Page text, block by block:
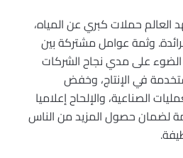
حملات كبري عن المياه،
وثمة عوامل مشتركة بين
على مدي نجاح الشركات
في الإنتاج، وخفض
الصناعية، والإلحاح إعلاميا
لضمان حصول المزيد من الناس